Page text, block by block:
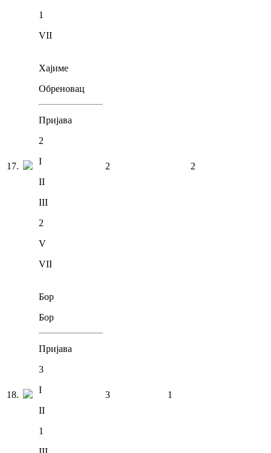
1
VII
17.
Хајиме
Обреновац
Пријава
2
I
II
III
2
V
VII
2 2
18.
Бор
Бор
Пријава
3
I
II
1
3 1